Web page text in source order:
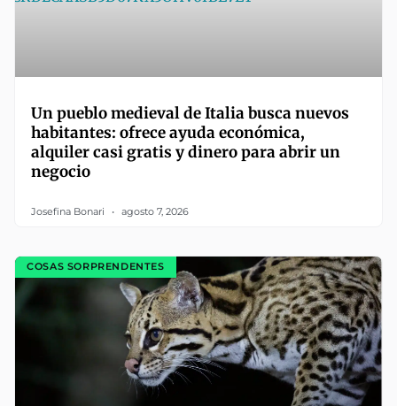
Un pueblo medieval de Italia busca nuevos
habitantes: ofrece ayuda económica,
alquiler casi gratis y dinero para abrir un
negocio
Josefina Bonari agosto 7, 2026
COSAS SORPRENDENTES